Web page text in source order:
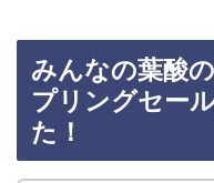
みんなの葉酸
プリングセー
た！